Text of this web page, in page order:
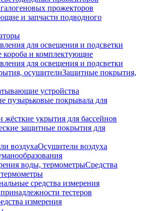
прожекторов
и запчасти подводного
для освещения и подсветки
короба и комплектующие
для освещения и подсветки
Защитные покрытия,
устройства
пузырьковые покрывала для
укрытия для бассейнов
защитные покрытия для
Осушители воздуха
Средства
средства измерения
тестеров
измерения